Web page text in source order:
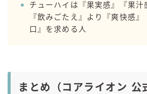
チューハイは『果実感』『果汁
『飲みごたえ』より『爽快感』
口』を求める人
まとめ（コアライオン 公